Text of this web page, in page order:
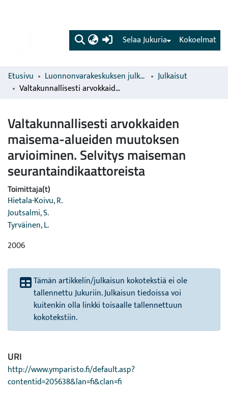
(current) Kokoelmat
Selaa Jukuria
Etusivu Luonnonvarakeskuksen julkaisut
Julkaisut
Valtakunnallisesti arvokkaiden maisema-alueiden muutoksen arvioiminen. Selvitys maiseman seurantaindikaattoreista
Valtakunnallisesti arvokkaiden
maisema-alueiden muutoksen
arvioiminen. Selvitys maiseman
seurantaindikaattoreista
Toimittaja(t)
Hietala-Koivu, R.
Joutsalmi, S.
Tyrväinen, L.
2006
Tämän artikkelin/julkaisun kokotekstiä ei ole
tallennettu Jukuriin. Julkaisun tiedoissa voi
kuitenkin olla linkki toisaalle tallennettuun
kokotekstiin.
URI
http://www.ymparisto.fi/default.asp?
contentid=205638&lan=fi&clan=fi